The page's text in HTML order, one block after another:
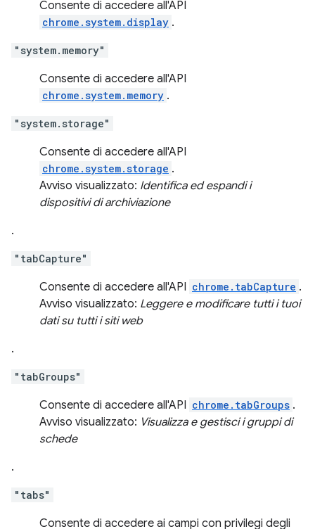
Consente di accedere all'API
chrome.system.display .
"system.memory"
Consente di accedere all'API
chrome.system.memory .
"system.storage"
Consente di accedere all'API
chrome.system.storage .
Avviso visualizzato: Identifica ed espandi i
dispositivi di archiviazione
.
"tabCapture"
Consente di accedere all'API chrome.tabCapture .
Avviso visualizzato: Leggere e modificare tutti i tuoi
dati su tutti i siti web
.
"tabGroups"
Consente di accedere all'API chrome.tabGroups .
Avviso visualizzato: Visualizza e gestisci i gruppi di
schede
.
"tabs"
Consente di accedere ai campi con privilegi degli